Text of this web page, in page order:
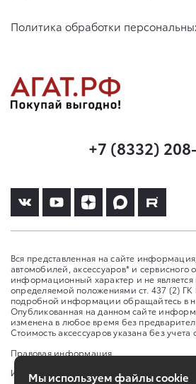
Политика обработки
+7 (8332)
Вся представленная на сайте
автомобилей, аксессуаров* и сервисного
информационный характер и не
определяемой положениями ст. 437 (2) ГК
подробной информации обращайтесь в
Опубликованная на данном сайте
изменена в любое время без
Стоимость аксессуаров указана без учета
Правовая информация
Изменить настройку cookies
Мы используем файлы cookie